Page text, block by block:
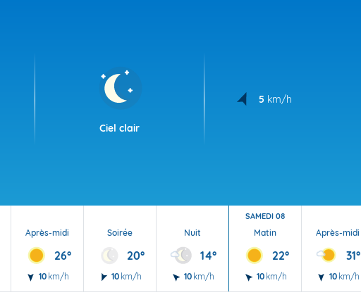
Ciel clair
5 km/h
Après-midi
26°
10 km/h
Soirée
20°
10 km/h
Nuit
14°
10 km/h
SAMEDI 08
Matin
22°
10 km/h
Après-midi
31°
10 km/h